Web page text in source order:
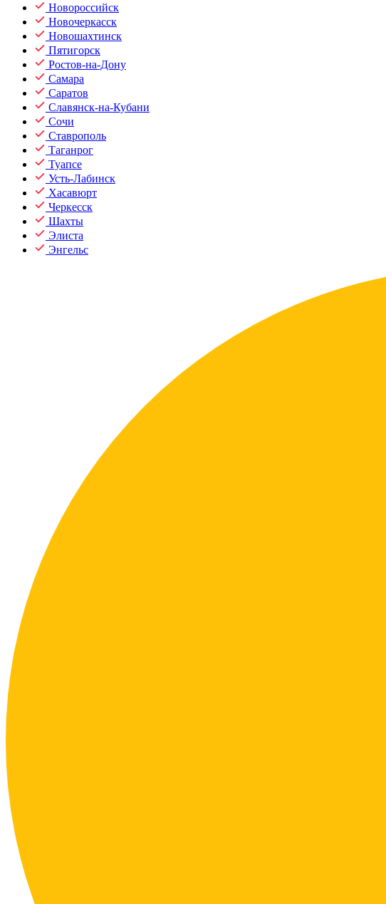
Новороссийск
Новочеркасск
Новошахтинск
Пятигорск
Ростов-на-Дону
Самара
Саратов
Славянск-на-Кубани
Сочи
Ставрополь
Таганрог
Туапсе
Усть-Лабинск
Хасавюрт
Черкесск
Шахты
Элиста
Энгельс